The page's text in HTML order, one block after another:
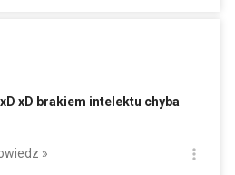
xD brakiem intelektu chyba
»